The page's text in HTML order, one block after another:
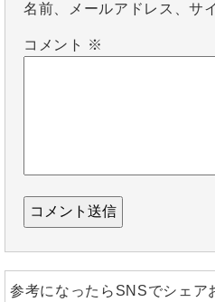
名前、メールアドレス、サ
コメント ※
参考になったらSNSでシェア